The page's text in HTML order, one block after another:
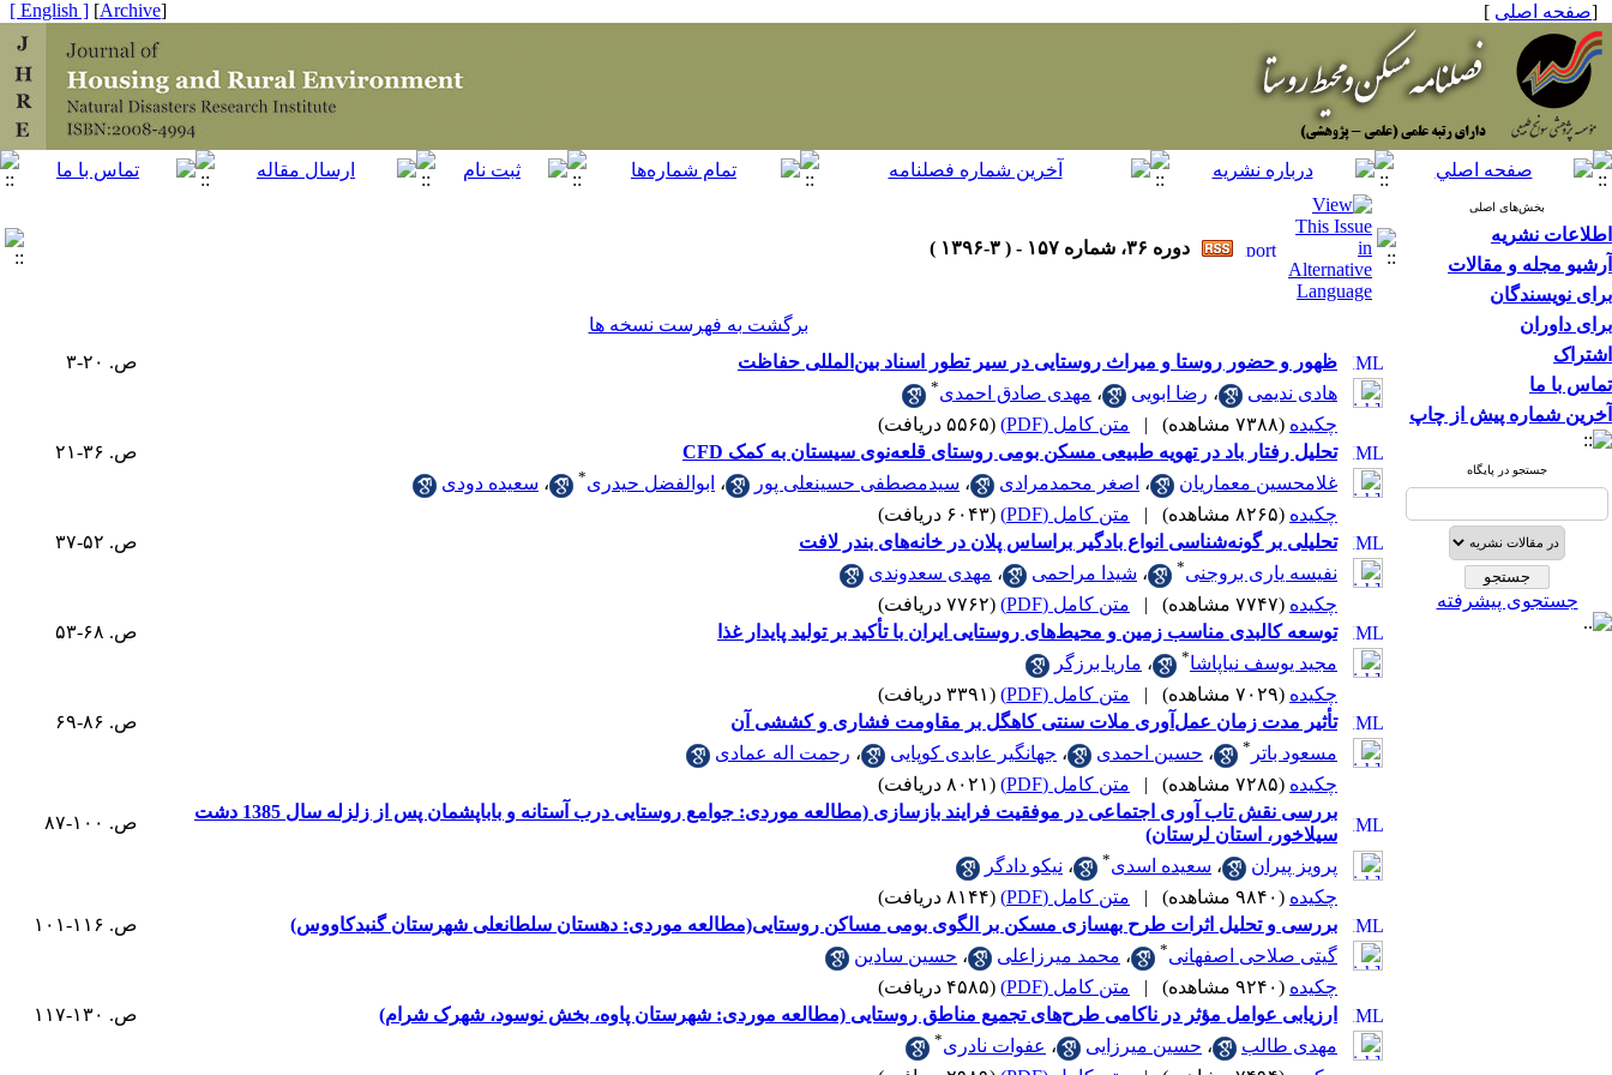
[صفحه اصلی ]
[
Archive
]
[ English ]
بخش‌های اصلی
اطلاعات نشریه
آرشیو مجله و مقالات
برای نویسندگان
برای داوران
اشتراک
تماس با ما
آخرین شماره پیش از چاپ
جستجو در پایگاه
جستجوی پیشرفته
دوره ۳۶، شماره ۱۵۷ - ( ۳-۱۳۹۶ )
برگشت به فهرست نسخه ها
ظهور و حضور روستا و میراث روستایی در سیر تطور اسناد بین‌المللی حفاظت
ص. ۲۰-۳
هادی ندیمی
، رضا ابویی ، مهدی صادق احمدی*
چکیده (۷۳۸۸ مشاهده) | متن کامل (PDF)
(۵۵۶۵ دریافت)
تحلیل رفتار باد در تهویه طبیعی مسکن بومی روستای قلعه‌نوی سیستان به کمک CFD
ص. ۳۶-۲۱
غلامحسین معماریان
، اصغر محمدمرادی ، سیدمصطفی حسینعلی پور ، ابوالفضل حیدری* ، سعیده دودی
چکیده (۸۲۶۵ مشاهده) | متن کامل (PDF)
(۶۰۴۳ دریافت)
تحلیلی بر گونه‌شناسی انواع بادگیر بر‌اساس پلان در خانه‌های بندر لافت
ص. ۵۲-۳۷
نفیسه یاری بروجنی* ، شیدا مراحمی ، مهدی سعدوندی
چکیده (۷۷۴۷ مشاهده) | متن کامل (PDF)
(۷۷۶۲ دریافت)
توسعه کالبدی مناسب زمین و محیط‌های روستایی ایران با تأکید بر تولید پایدار غذا
ص. ۶۸-۵۳
مجید یوسف نیاپاشا* ، ماریا برزگر
چکیده (۷۰۲۹ مشاهده) | متن کامل (PDF)
(۳۳۹۱ دریافت)
تأثیر مدت زمان عمل‌آوری ملات سنتی کاهگل بر مقاومت فشاری و کششی آن
ص. ۸۶-۶۹
مسعود باتر * ، حسین احمدی ، جهانگیر عابدی کوپایی ، رحمت اله عمادی
چکیده (۷۲۸۵ مشاهده) | متن کامل (PDF)
(۸۰۲۱ دریافت)
بررسی نقش تاب آوری اجتماعی در موفقیت فرایند بازسازی (مطالعه موردی: جوامع روستایی درب آستانه و باباپشمان پس از زلزله سال 1385 دشت
سیلاخور، استان لرستان)
ص. ۱۰۰-۸۷
پرویز پیران ، سعیده اسدی* ، نیکو دادگر
چکیده (۹۸۴۰ مشاهده) | متن کامل (PDF)
(۸۱۴۴ دریافت)
بررسی و تحلیل اثرات طرح بهسازی مسکن بر الگوی بومی مساکن روستایی(مطالعه موردی: دهستان سلطانعلی شهرستان گنبدکاووس)
ص. ۱۱۶-۱۰۱
گیتی صلاحی اصفهانی* ، محمد میرزاعلی ، حسین سادین
چکیده (۹۲۴۰ مشاهده) | متن کامل (PDF)
(۴۵۸۵ دریافت)
ارزیابی عوامل مؤثر در ناکامی طرح‌های تجمیع مناطق روستایی (مطالعه موردی‌: شهرستان پاوه، بخش نوسود‌، شهرک شرام)
ص. ۱۳۰-۱۱۷
مهدی طالب
، حسین میرزایی ، عفوات نادری*